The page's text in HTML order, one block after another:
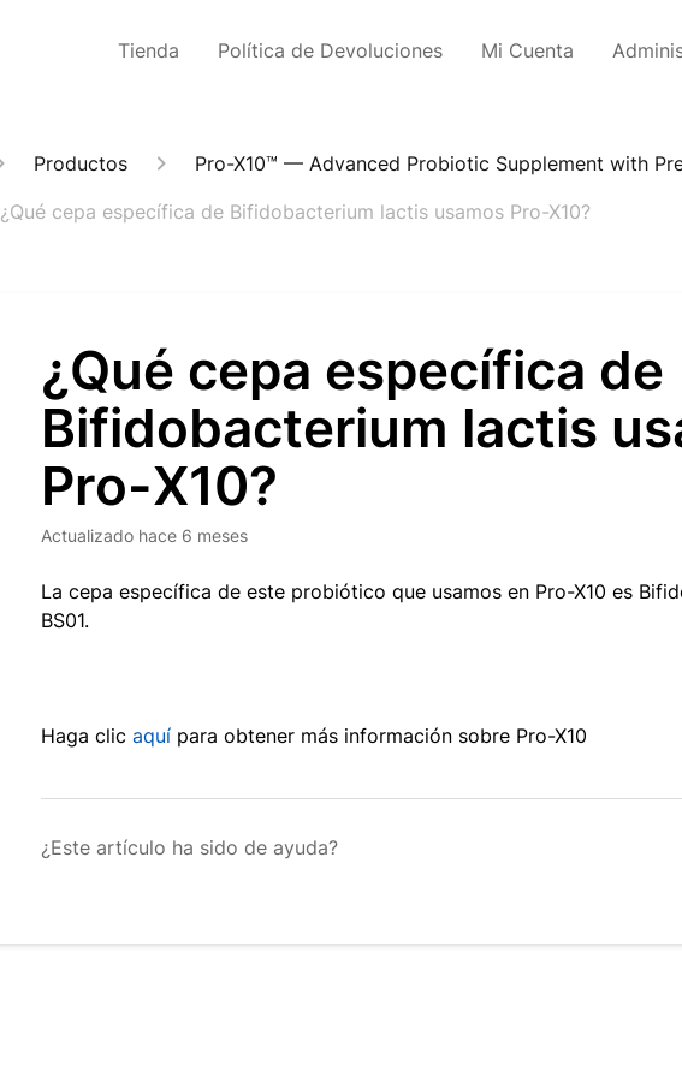
Tienda Política de Devoluciones Mi Cuenta
Productos
Pro-X10™ — Advanced Probiotic Supplement with
¿Qué cepa específica de Bifidobacterium lactis usamos Pro-X10?
¿Qué cepa específica de
Bifidobacterium lactis
Pro-X10?
Actualizado hace 6 meses
La cepa específica de este probiótico que usamos en Pro-X10 es
BS01.
Haga clicaquí para obtener más información sobre Pro-X10
¿Este artículo ha sido de ayuda?